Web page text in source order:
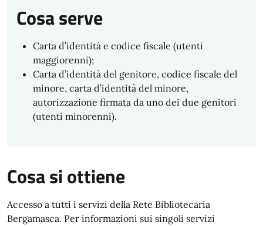
Cosa serve
Carta d’identità e codice fiscale (utenti
maggiorenni);
Carta d’identità del genitore, codice fiscale del
minore, carta d’identità del minore,
autorizzazione firmata da uno dei due genitori
(utenti minorenni).
Cosa si ottiene
Accesso a tutti i servizi della Rete Bibliotecaria
Bergamasca. Per informazioni sui singoli servizi